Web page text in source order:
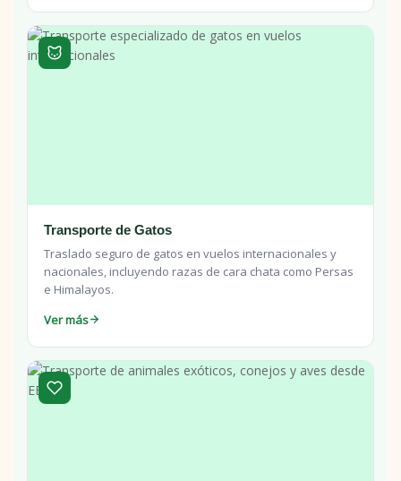
Transporte de Gatos
Traslado seguro de gatos en vuelos internacionales y
nacionales, incluyendo razas de cara chata como Persas
e Himalayos.
Ver más